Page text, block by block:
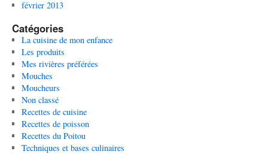
février 2013
Catégories
La cuisine de mon enfance
Les produits
Mes rivières préférées
Mouches
Moucheurs
Non classé
Recettes de cuisine
Recettes de poisson
Recettes du Poitou
Techniques et bases culinaires